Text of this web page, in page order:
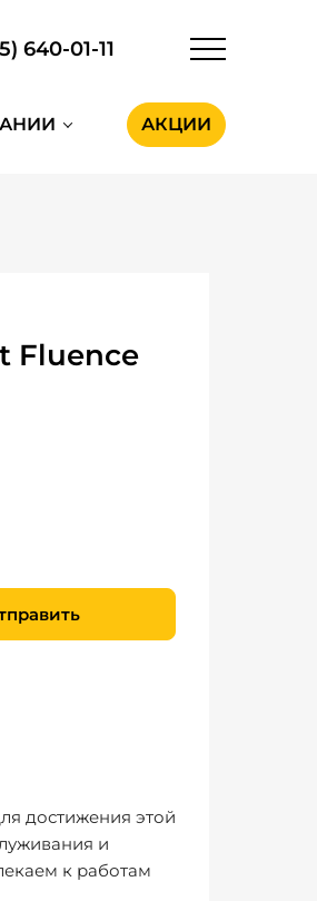
640-01-11
АКЦИИ
Fluence
достижения этой
и
к работам